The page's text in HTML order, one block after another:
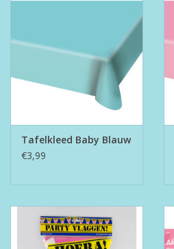
Tafelkleed Baby Blauw
€3,99